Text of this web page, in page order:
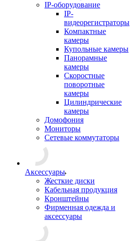
IP-оборудование
IP-
видеорегистраторы
Компактные
камеры
Купольные камеры
Панорамные
камеры
Скоростные
поворотные
камеры
Цилиндрические
камеры
Домофония
Мониторы
Сетевые коммутаторы
Аксессуары
Жесткие диски
Кабельная продукция
Кронштейны
Фирменная одежда и
аксессуары